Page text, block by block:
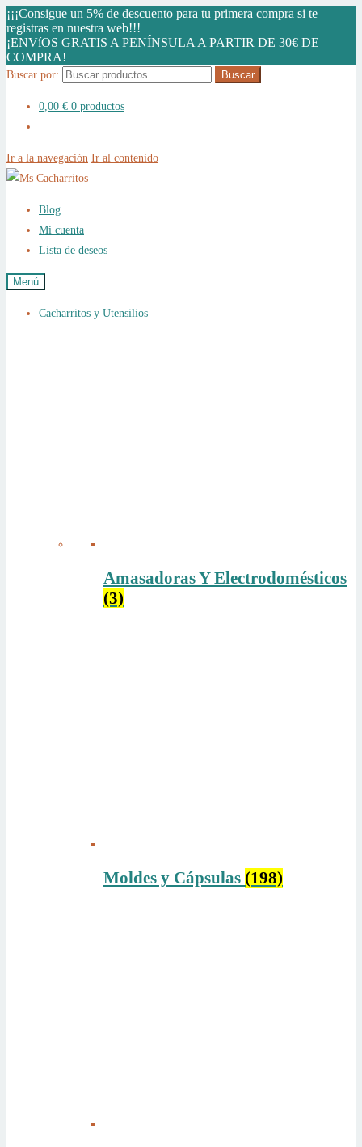
¡¡¡Consigue un 5% de descuento para tu primera compra si te
registras en nuestra web!!!
¡ENVíOS GRATIS A PENÍNSULA A PARTIR DE 30€ DE
COMPRA!
Buscar por: Buscar
0,00 € 0 productos
Ir a la navegación Ir al contenido
Blog
Mi cuenta
Lista de deseos
Menú
Cacharritos y Utensilios
Amasadoras Y Electrodomésticos
(3)
Moldes y Cápsulas (198)